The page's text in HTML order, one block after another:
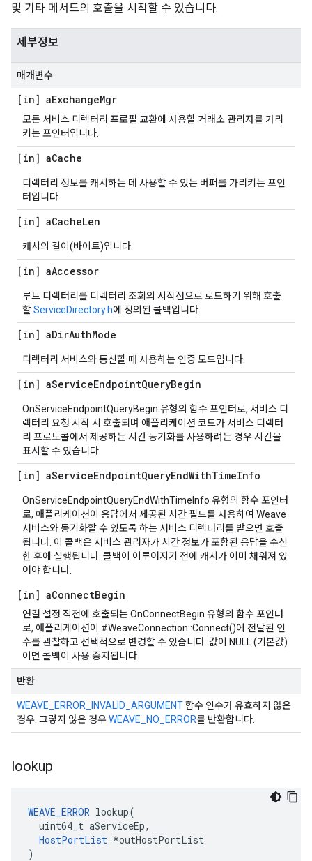
및 기타 메서드의 호출을 시작할 수 있습니다.
세부정보
매개변수
[in] aExchangeMgr
모든 서비스 디렉터리 프로필 교환에 사용할 거래소 관리자를 가리
키는 포인터입니다.
[in] aCache
디렉터리 정보를 캐시하는 데 사용할 수 있는 버퍼를 가리키는 포인
터입니다.
[in] aCacheLen
캐시의 길이(바이트)입니다.
[in] aAccessor
루트 디렉터리를 디렉터리 조회의 시작점으로 로드하기 위해 호출
할ServiceDirectory.h에 정의된 콜백입니다.
[in] aDirAuthMode
디렉터리 서비스와 통신할 때 사용하는 인증 모드입니다.
[in] aServiceEndpointQueryBegin
OnServiceEndpointQueryBegin 유형의 함수 포인터로, 서비스 디
렉터리 요청 시작 시 호출되며 애플리케이션 코드가 서비스 디렉터
리 프로토콜에서 제공하는 시간 동기화를 사용하려는 경우 시간을
표시할 수 있습니다.
[in] aServiceEndpointQueryEndWithTimeInfo
OnServiceEndpointQueryEndWithTimeInfo 유형의 함수 포인터
로, 애플리케이션이 응답에서 제공된 시간 필드를 사용하여 Weave
서비스와 동기화할 수 있도록 하는 서비스 디렉터리를 받으면 호출
됩니다. 이 콜백은 서비스 관리자가 시간 정보가 포함된 응답을 수신
한 후에 실행됩니다. 콜백이 이루어지기 전에 캐시가 이미 채워져 있
어야 합니다.
[in] aConnectBegin
연결 설정 직전에 호출되는 OnConnectBegin 유형의 함수 포인터
로, 애플리케이션이 #WeaveConnection::Connect()에 전달된 인
수를 관찰하고 선택적으로 변경할 수 있습니다. 값이 NULL (기본값)
이면 콜백이 사용 중지됩니다.
반환
WEAVE_ERROR_INVALID_ARGUMENT함수 인수가 유효하지 않은
경우. 그렇지 않은 경우WEAVE_NO_ERROR를 반환합니다.
lookup
WEAVE_ERROR lookup(
  uint64_t aServiceEp,
HostPortList *outHostPortList
)